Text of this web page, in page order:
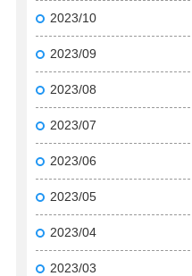
2023/10
2023/09
2023/08
2023/07
2023/06
2023/05
2023/04
2023/03